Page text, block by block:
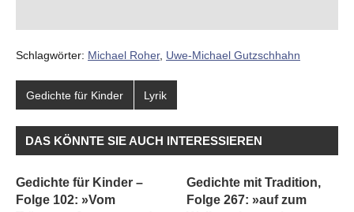
Schlagwörter: Michael Roher, Uwe-Michael Gutzschhahn
Gedichte für Kinder Lyrik
DAS KÖNNTE SIE AUCH INTERESSIEREN
Gedichte für Kinder –
Folge 102: »Vom
Gedichte mit Tradition,
Folge 267: »auf zum